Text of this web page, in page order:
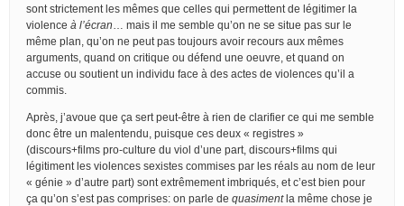
sont strictement les mêmes que celles qui permettent de légitimer la
violence à l’écran … mais il me semble qu’on ne se situe pas sur le
même plan, qu’on ne peut pas toujours avoir recours aux mêmes
arguments, quand on critique ou défend une oeuvre, et quand on
accuse ou soutient un individu face à des actes de violences qu’il a
commis.
Après, j’avoue que ça sert peut-être à rien de clarifier ce qui me semble
donc être un malentendu, puisque ces deux « registres »
(discours+films pro-culture du viol d’une part, discours+films qui
légitiment les violences sexistes commises par les réals au nom de leur
« génie » d’autre part) sont extrêmement imbriqués, et c’est bien pour
ça qu’on s’est pas comprises: on parle de quasimentla même chose je